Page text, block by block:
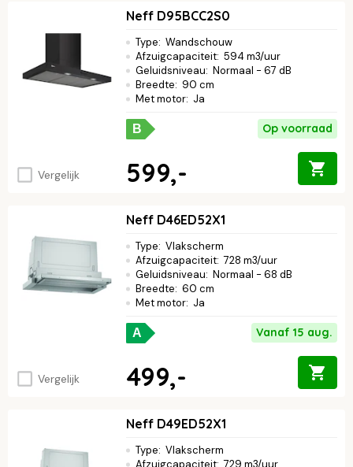
boven je kookplaat, met een NEFF afzuigkap maak je jouw keuken
Lees verder ↓
Vergelijk
Neff D95BCC2S0
Type: Wandschouw
Afzuigcapaciteit: 594 m3/uur
Geluidsniveau: Normaal - 67 dB
Breedte: 90 cm
Met motor: Ja
B Op voorraad
599,-
Vergelijk
Neff D46ED52X1
Type: Vlakscherm
Afzuigcapaciteit: 728 m3/uur
Geluidsniveau: Normaal - 68 dB
Breedte: 60 cm
Met motor: Ja
A Vanaf 15 aug.
499,-
Neff D49ED52X1
Type: Vlakscherm
Afzuigcapaciteit: 729 m3/uur